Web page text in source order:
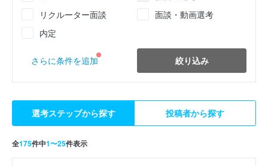
リクルーター面談
面談・動画選考
内定
さらに条件を追加 絞り込み
選考ステップから探す 投稿者から探す
全175件中1〜25件表示